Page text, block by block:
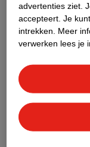
Ook in deze
Kruidvat.nl
Laat je
Kruidvat is
advertenties ziet.
accepteert. Je
intrekken.
Meer
verwerken lees je